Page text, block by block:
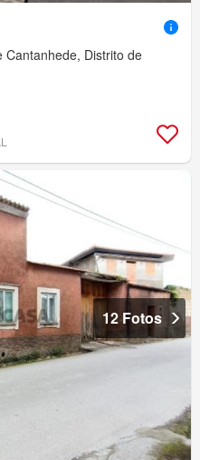
Distrito de
12 Fotos